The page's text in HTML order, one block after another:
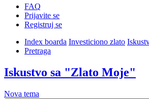
FAQ
Prijavite se
Registruj se
Index boarda Investiciono zlato
Pretraga
Iskustvo sa "Zlato Moje"
Nova tema